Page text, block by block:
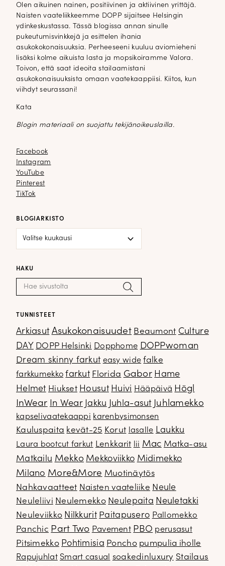
Olen aikuinen nainen, positiivinen ja aktiivinen yrittäjä.
Naisten vaateliikkeemme DOPP sijaitsee Helsingin
ydinkeskustassa. Tässä blogissa annan sinulle
pukeutumisvinkkejä ja esittelen ihania
asukokokonaisuuksia. Perheeseeni kuuluu aviomieheni
lisäksi kolme aikuista lasta ja mopsikoiramme Valora.
Toivon, että saat ideoita stailaamistani
asukokonaisuuksista omaan vaatekaappiisi. Kiitos, kun
viihdyt seurassani!
Kata
Blogin materiaali on suojattu tekijänoikeuslailla.
Facebook
Facebook
Instagram
Instagram
YouTube
YouTube
Pinterest
Pinterest
TikTok
TikTok
BLOGIARKISTO
HAKU
Haku: Hae
TUNNISTEET
Arkiasut Asukokonaisuudet Beaumont Culture
DAY DOPP Helsinki Dopphome DOPPwoman
Dream skinny farkut easy wide falke
farkkumekko farkut Florida Gabor Hame
Helmet Hiukset Housut Huivi Hääpäivä Högl
InWear In Wear Jakku Juhla-asut Juhlamekko
kapselivaatekaappi karenbysimonsen
Kauluspaita kevät-25 Korut lasalle Laukku
Laura bootcut farkut Lenkkarit lii Mac Matka-asu
Matkailu Mekko Mekkoviikko Midimekko
Milano More&More Muotinäytös
Nahkavaatteet Naisten vaateliike Neule
Neuleliivi Neulemekko Neulepaita Neuletakki
Neuleviikko Nilkkurit Paitapusero Pallomekko
Panchic Part Two Pavement PBO perusasut
Pitsimekko Pohtimisia Poncho pumpulia iholle
Rapujuhlat Smart casual soakedinluxury Stailaus